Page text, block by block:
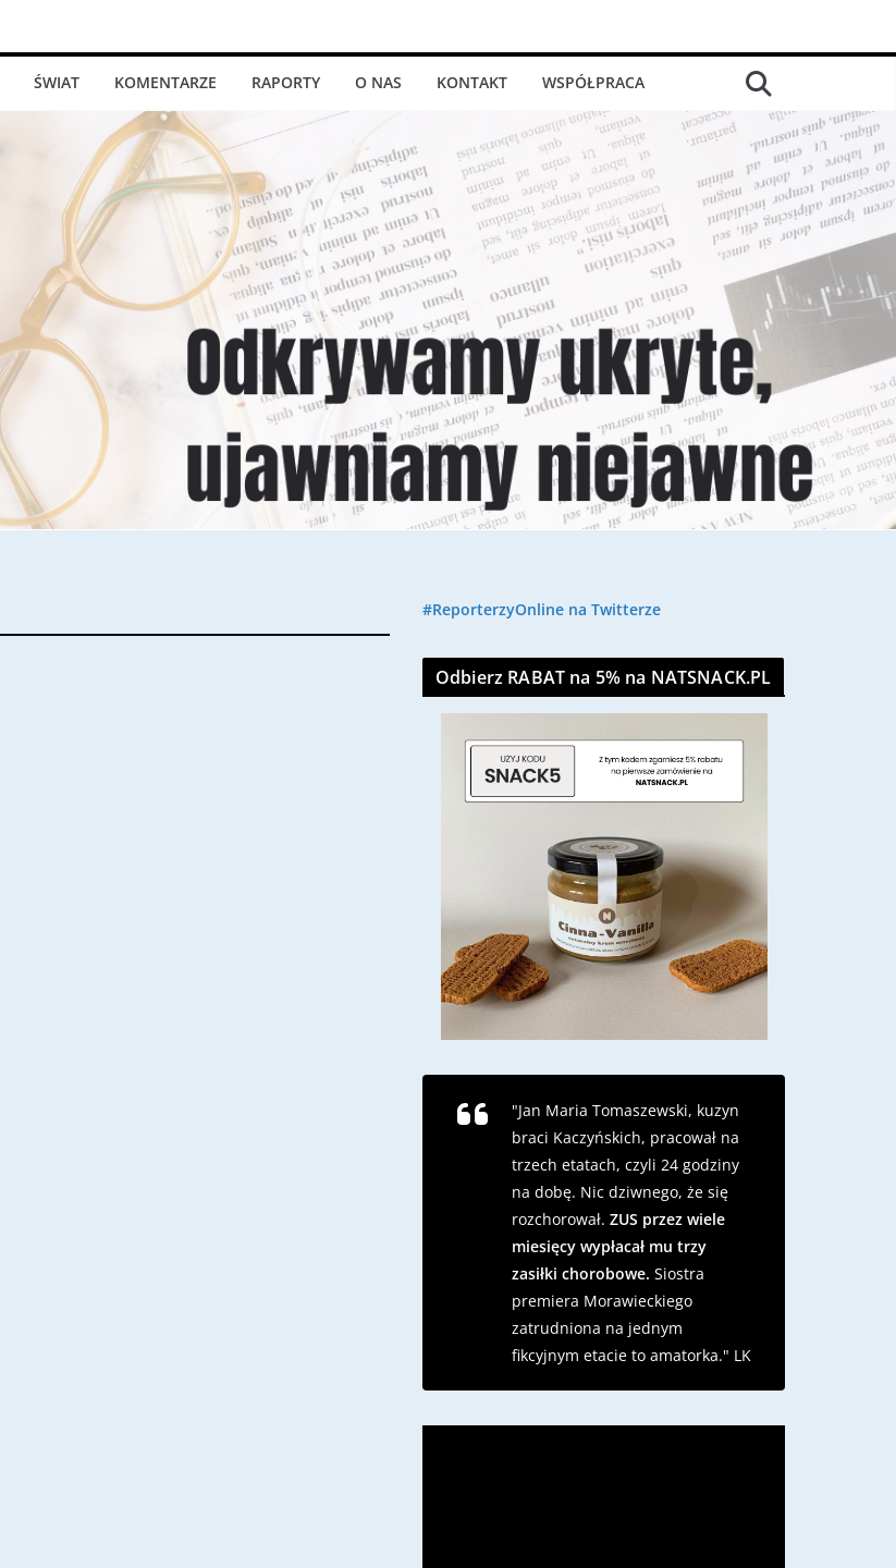
ŚWIAT KOMENTARZE RAPORTY O NAS KONTAKT WSPÓŁPRACA
#ReporterzyOnline na Twitterze
Odbierz RABAT na 5% na NATSNACK.PL
"Jan Maria Tomaszewski, kuzyn
braci Kaczyńskich, pracował na
trzech etatach, czyli 24 godziny
na dobę. Nic dziwnego, że się
rozchorował. ZUS przez wiele
miesięcy wypłacał mu trzy
zasiłki chorobowe. Siostra
premiera Morawieckiego
zatrudniona na jednym
fikcyjnym etacie to amatorka." LK